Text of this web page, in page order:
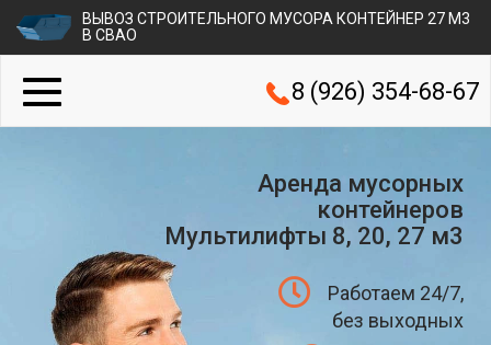
ВЫВОЗ СТРОИТЕЛЬНОГО МУСОРА КОНТЕЙНЕР 27 М3
В СВАО
8 (926) 354-68-67
Аренда мусорных
контейнеров
Мультилифты 8, 20, 27 м3
Работаем 24/7,
без выходных